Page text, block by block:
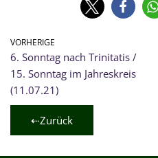
VORHERIGE
6. Sonntag nach Trinitatis /
15. Sonntag im Jahreskreis
(11.07.21)
⇠Zurück